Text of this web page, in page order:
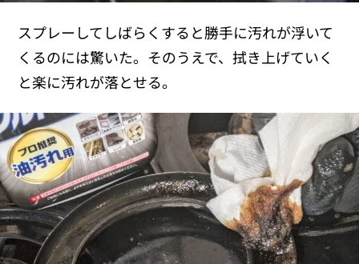
スプレーしてしばらくすると勝手に汚れが浮いて
くるのには驚いた。そのうえで、拭き上げていく
と楽に汚れが落とせる。